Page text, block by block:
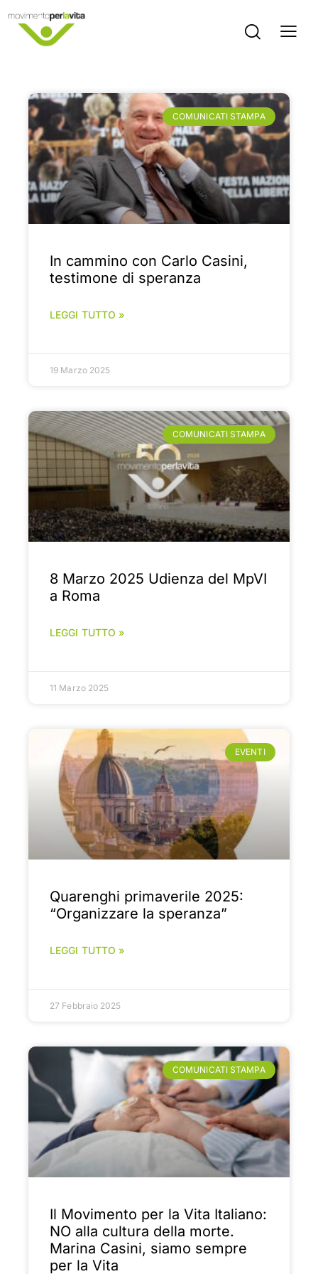
Scopri tutti le news del
Movimento per la Vita
COMUNICATI STAMPA
In cammino con Carlo Casini,
testimone di speranza
LEGGI TUTTO »
19 Marzo 2025
COMUNICATI STAMPA
8 Marzo 2025 Udienza del MpVI
a Roma
LEGGI TUTTO »
11 Marzo 2025
EVENTI
Quarenghi primaverile 2025:
“Organizzare la speranza”
LEGGI TUTTO »
27 Febbraio 2025
COMUNICATI STAMPA
Il Movimento per la Vita Italiano:
NO alla cultura della morte.
Marina Casini, siamo sempre
per la Vita